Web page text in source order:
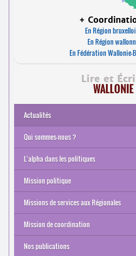
+
En Région
En Région
En Fédération Wallonie-
Lire et
WALLONIE
Actualités
Qui sommes-nous ?
Nos missions
Nos mandats
Notre histoire
Instances de l’ASBL
Équipe
Rapport d’activités
L’alpha dans les politiques
En Wallonie et Fédération Wallonie-
En Europe
Mission politique
Comité de Pilotage de la Conférence
Interfédération des EFT et OISP
Quelques chiffres…
Revendications et positionnements
Wallonie
Missions de services aux Régionales
Soutien méthodologique
Base de données
Soutien administratif et financier
Soutien à la mise en œuvre des
Mission de coordination
Sensibilisation et partenariats
Accueil et orientation
Insertion socio­professionnelle
Alphabétisation du public en
Alphabétisation des Travailleurs
Alphabétisation des Personnes
Nos publications